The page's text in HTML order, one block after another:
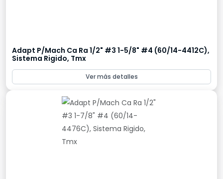
Adapt P/Mach Ca Ra 1/2" #3 1-5/8" #4 (60/14-4412C),
Sistema Rigido, Tmx
Ver más detalles